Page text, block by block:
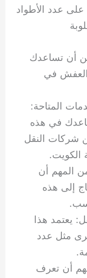
على عدد الأطواد
أن تساعدك
في
المتاحة:
في هذه
شركات النقل
الكويت.
المهم أن
إلى هذه
يعتمد هذا
مثل عدد
أن تعرف